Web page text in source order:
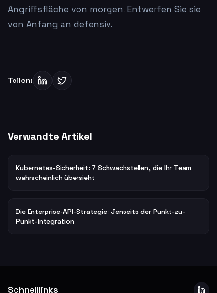
Angriffsfläche von morgen. Entwerfen Sie sie
von Anfang an defensiv.
Teilen:
Verwandte Artikel
Kubernetes-Sicherheit: 7 Schwachstellen, die Ihr Team
wahrscheinlich übersieht
Die Enterprise-API-Strategie: Jenseits der Punkt-zu-
Punkt-Integration
Schnelllinks